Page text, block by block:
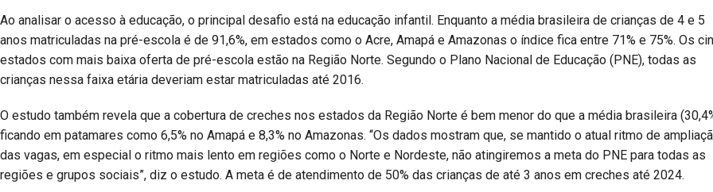
Ao analisar o acesso à educação, o principal desafio está na educação infantil. Enquanto a média brasileira de crianças de 4 e 5
anos matriculadas na pré-escola é de 91,6%, em estados como o Acre, Amapá e Amazonas o índice fica entre 71% e 75%. Os
estados com mais baixa oferta de pré-escola estão na Região Norte. Segundo o Plano Nacional de Educação (PNE), todas as
crianças nessa faixa etária deveriam estar matriculadas até 2016.
O estudo também revela que a cobertura de creches nos estados da Região Norte é bem menor do que a média brasileira
ficando em patamares como 6,5% no Amapá e 8,3% no Amazonas. “Os dados mostram que, se mantido o atual ritmo de
das vagas, em especial o ritmo mais lento em regiões como o Norte e Nordeste, não atingiremos a meta do PNE para todas as
regiões e grupos sociais”, diz o estudo. A meta é de atendimento de 50% das crianças de até 3 anos em creches até 2024.